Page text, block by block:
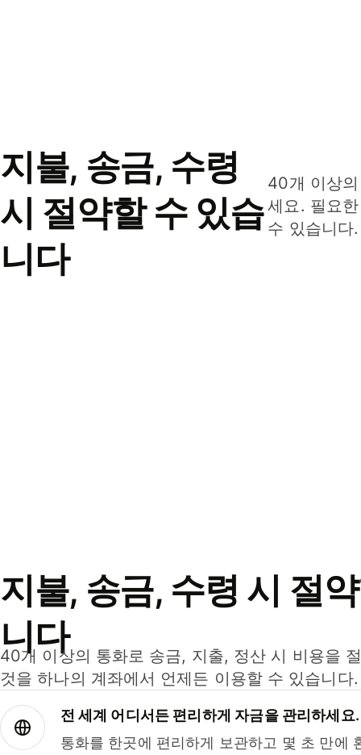
지불, 송금, 수령
시 절약할 수 있습
니다
40개 이상
세요. 필요
수 있습니다.
지불, 송금, 수령 시 절
니다
40개 이상의 통화로 송금, 지출, 정산 시 비용을
것을 하나의 계좌에서 언제든 이용할 수 있습니다.
전 세계 어디서든 편리하게 자금을 관리하세요.
통화를 한곳에 편리하게 보관하고 몇 초 만에